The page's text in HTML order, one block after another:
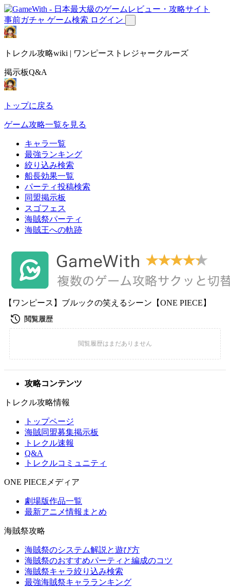
事前ガチャ ゲーム検索 ログイン
トレクル攻略wiki | ワンピーストレジャークルーズ
掲示板Q&A
トップに戻る
ゲーム攻略一覧を見る
キャラ一覧
最強ランキング
絞り込み検索
船長効果一覧
パーティ投稿検索
同盟掲示板
スゴフェス
海賊祭パーティ
海賊王への軌跡
【ワンピース】ブルックの笑えるシーン【ONE PIECE】
攻略コンテンツ
トレクル攻略情報
トップページ
海賊同盟募集掲示板
トレクル速報
Q&A
トレクルコミュニティ
ONE PIECEメディア
劇場版作品一覧
最新アニメ情報まとめ
海賊祭攻略
海賊祭のシステム解説と遊び方
海賊祭のおすすめパーティと編成のコツ
海賊祭キャラ絞り込み検索
最強海賊祭キャラランキング